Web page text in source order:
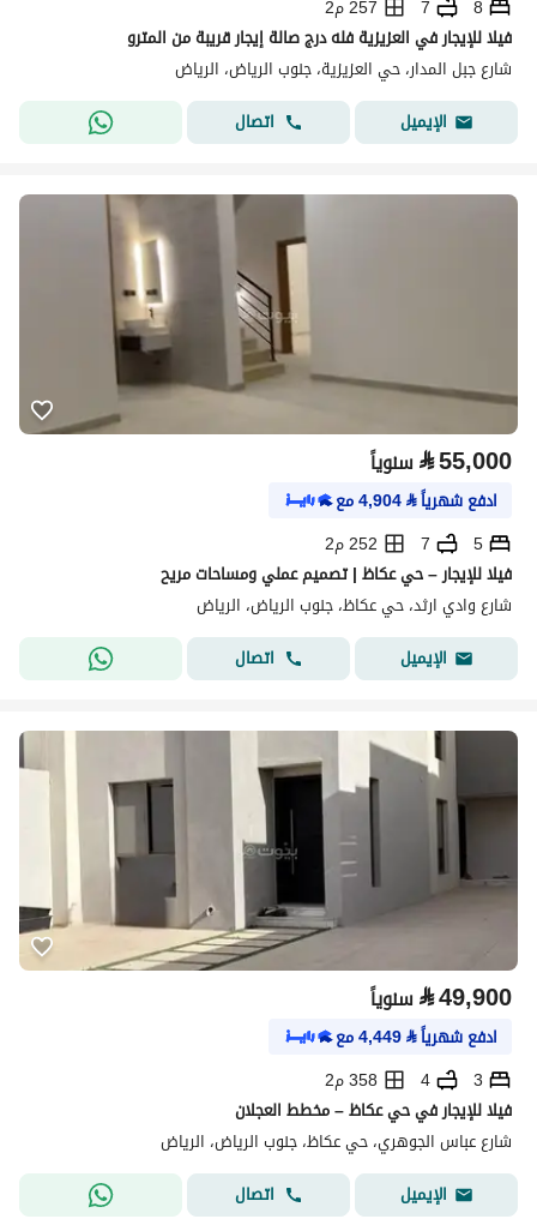
8
7
257 م2
فيلا للإيجار في العزيزية فله درج صالة إيجار قريبة من المترو
شارع جبل المدار، حي العزيزية، جنوب الرياض، الرياض
الإيميل
اتصال
⃁55,000 سنوياً
ادفع شهرياً⃁
4,904مع
5
7
252 م2
فيلا للإيجار – حي عكاظ | تصميم عملي ومساحات مريح
شارع وادي ارثد، حي عكاظ، جنوب الرياض، الرياض
الإيميل
اتصال
⃁49,900 سنوياً
ادفع شهرياً⃁
4,449مع
3
4
358 م2
فيلا للإيجار في حي عكاظ – مخطط العجلان
شارع عباس الجوهري، حي عكاظ، جنوب الرياض، الرياض
الإيميل
اتصال